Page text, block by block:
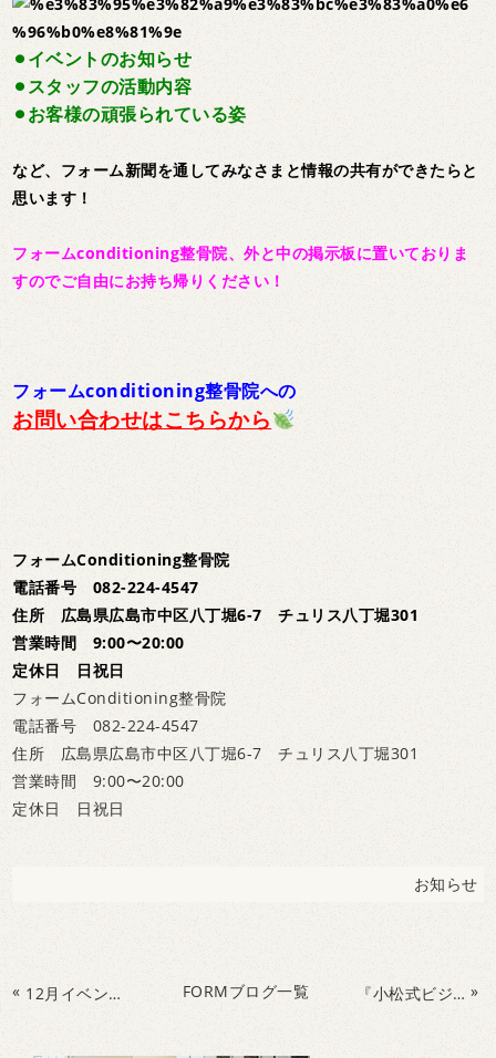
⚫︎イベントのお知らせ
⚫︎スタッフの活動内容
⚫︎お客様の頑張られている姿
など、フォーム新聞を通してみなさまと情報の共有ができたらと
思います！
フォームconditioning整骨院、外と中の掲示板に置いておりま
すのでご自由にお持ち帰りください！
フォームconditioning整骨院への
お問い合わせはこちらから
フォームConditioning整骨院
電話番号 082-224-4547
住所 広島県広島市中区八丁堀6-7 チュリス八丁堀301
営業時間 9:00〜20:00
定休日 日祝日
フォームConditioning整骨院
電話番号 082-224-4547
住所 広島県広島市中区八丁堀6-7 チュリス八丁堀301
営業時間 9:00〜20:00
定休日 日祝日
お知らせ
« 12月イベントのお知らせ FORMブログ一覧 『小松式ビジョントレーニング』特別講座開催いたします！ »